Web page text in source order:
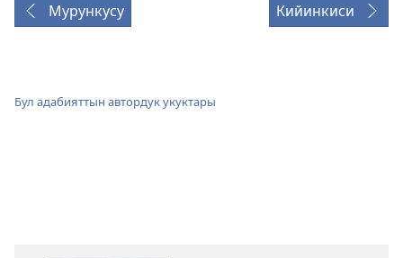
Мурункусу Кийинкиси
Бул адабияттын автордук укуктары